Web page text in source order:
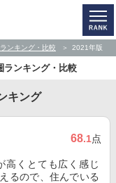
ンキング・比較 2021年版
ランキング・比較
キング
68.1点
高くとても広く感じ
るので、住んでいる